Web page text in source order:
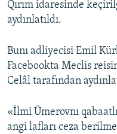
RFE/RS bütün saytları
Qırım idaresinde
aydınlatıldı.
Bunı adliyecisi Emil
Facebookta Meclis
Celâl tarafından
«İlmi Ümerovnı
angi lafları ceza